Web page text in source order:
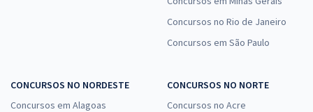
Concursos no Rio de Janeiro
Concursos em São Paulo
CONCURSOS NO NORDESTE
Concursos em Alagoas
CONCURSOS NO NORTE
Concursos no Acre